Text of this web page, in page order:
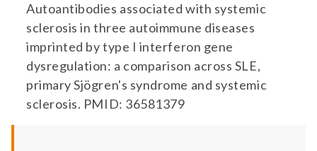
Autoantibodies associated with systemic
sclerosis in three autoimmune diseases
imprinted by type I interferon gene
dysregulation: a comparison across SLE,
primary Sjögren's syndrome and systemic
sclerosis. PMID: 36581379